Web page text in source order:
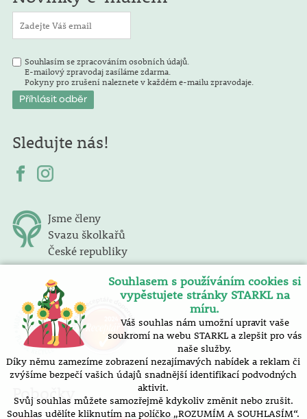
Souhlasím se zpracováním osobních údajů.
E-mailový zpravodaj zasíláme zdarma.
Pokyny pro zrušení naleznete v každém e-mailu zpravodaje.
Sledujte nás!
Jsme členy
Svazu školkařů
České republiky
Pobočky
Souhlasem s používáním cookies si
vypěstujete stránky STARKL na
míru.
Váš souhlas nám umožní upravit vaše
soukromí na webu STARKL a zlepšit pro vás
naše služby.
Díky němu zamezíme zobrazení nezajímavých nabídek a reklam či
zvýšíme bezpečí vašich údajů snadnější identifikací podvodných
aktivit.
Svůj souhlas můžete samozřejmě kdykoliv změnit nebo zrušit.
Souhlas udělíte kliknutím na políčko „ROZUMÍM A SOUHLASÍM“.